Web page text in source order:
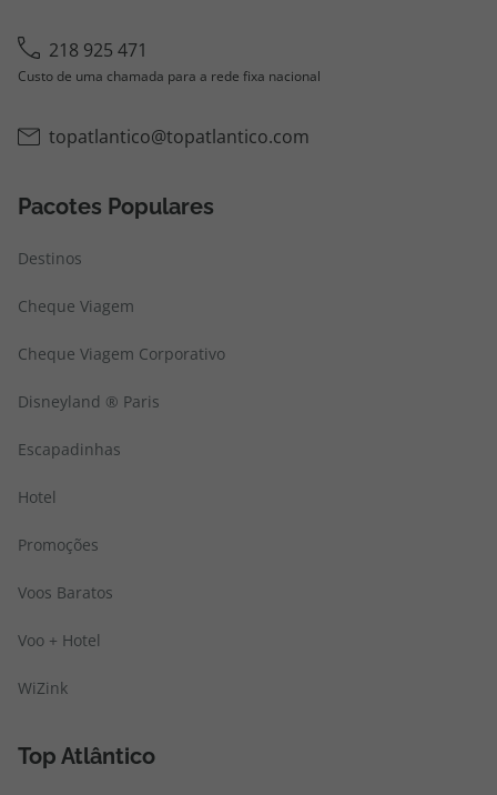
218 925 471
Custo de uma chamada para a rede fixa nacional
topatlantico@topatlantico.com
Pacotes Populares
Destinos
Cheque Viagem
Cheque Viagem Corporativo
Disneyland ® Paris
Escapadinhas
Hotel
Promoções
Voos Baratos
Voo + Hotel
WiZink
Top Atlântico